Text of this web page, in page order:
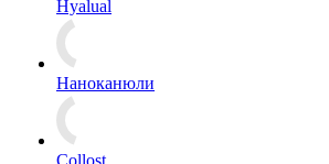
Hyalual
Наноканюли
Collost